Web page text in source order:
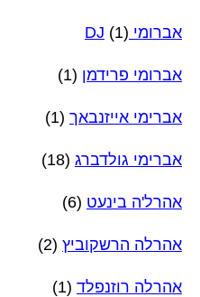
אברומי DJ (1)
אברומי פרידמן (1)
אברימי אייזנבאך (1)
אברימי גולדברג (18)
אהרל'ה בינעט (6)
אהרלה הרשקוביץ (2)
אהרלה רוזנפלד (1)